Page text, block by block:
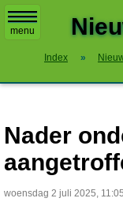
menu
Index »
Nader
woensdag 2 juli 2025,